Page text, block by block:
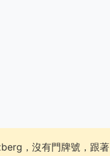
，沒有門牌號，跟著